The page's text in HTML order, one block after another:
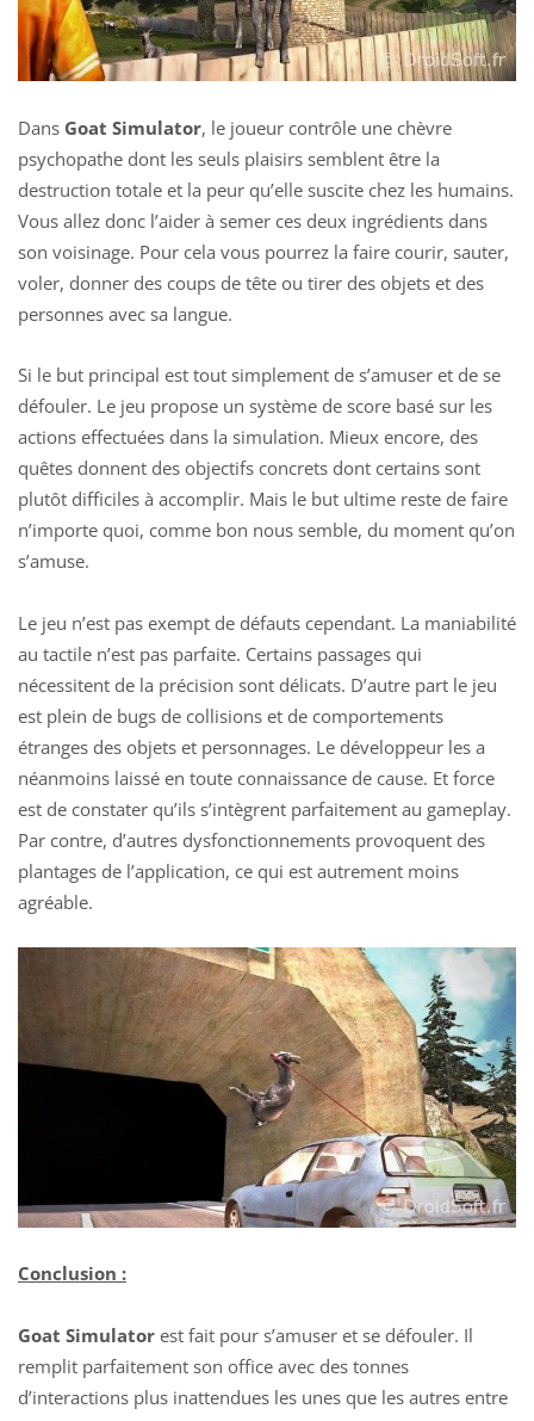
Dans Goat Simulator, le joueur contrôle une chèvre
psychopathe dont les seuls plaisirs semblent être la
destruction totale et la peur qu’elle suscite chez les humains.
Vous allez donc l’aider à semer ces deux ingrédients dans
son voisinage. Pour cela vous pourrez la faire courir, sauter,
voler, donner des coups de tête ou tirer des objets et des
personnes avec sa langue.
Si le but principal est tout simplement de s’amuser et de se
défouler. Le jeu propose un système de score basé sur les
actions effectuées dans la simulation. Mieux encore, des
quêtes donnent des objectifs concrets dont certains sont
plutôt difficiles à accomplir. Mais le but ultime reste de faire
n’importe quoi, comme bon nous semble, du moment qu’on
s’amuse.
Le jeu n’est pas exempt de défauts cependant. La maniabilité
au tactile n’est pas parfaite. Certains passages qui
nécessitent de la précision sont délicats. D’autre part le jeu
est plein de bugs de collisions et de comportements
étranges des objets et personnages. Le développeur les a
néanmoins laissé en toute connaissance de cause. Et force
est de constater qu’ils s’intègrent parfaitement au gameplay.
Par contre, d’autres dysfonctionnements provoquent des
plantages de l’application, ce qui est autrement moins
agréable.
Conclusion :
Goat Simulator est fait pour s’amuser et se défouler. Il
remplit parfaitement son office avec des tonnes
d’interactions plus inattendues les unes que les autres entre